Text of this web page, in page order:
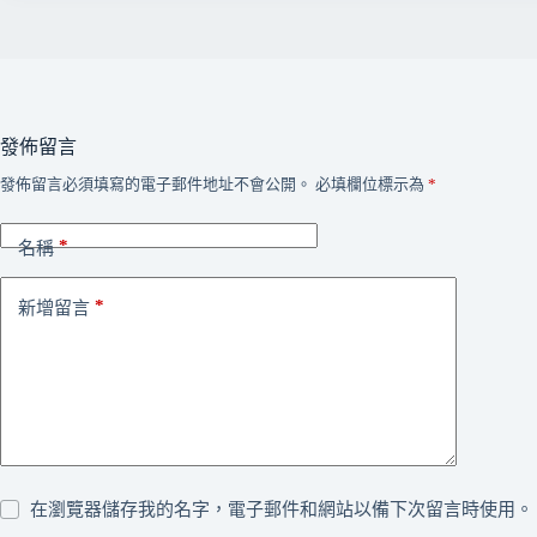
發佈留言
發佈留言必須填寫的電子郵件地址不會公開。 必填欄位標示為 *
名稱*
新增留言 *
在瀏覽器儲存我的名字，電子郵件和網站以備下次留言時使用。